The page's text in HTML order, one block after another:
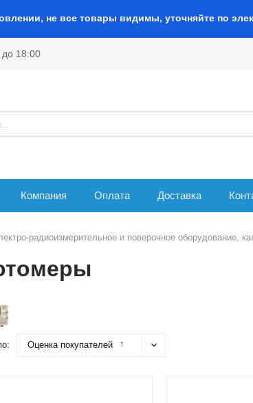
не все товары видимы, уточняйте по
18:00
Компания Оплата Доставка
радиоизмерительное и поверочное оборудование,
Оценка покупателей ↑